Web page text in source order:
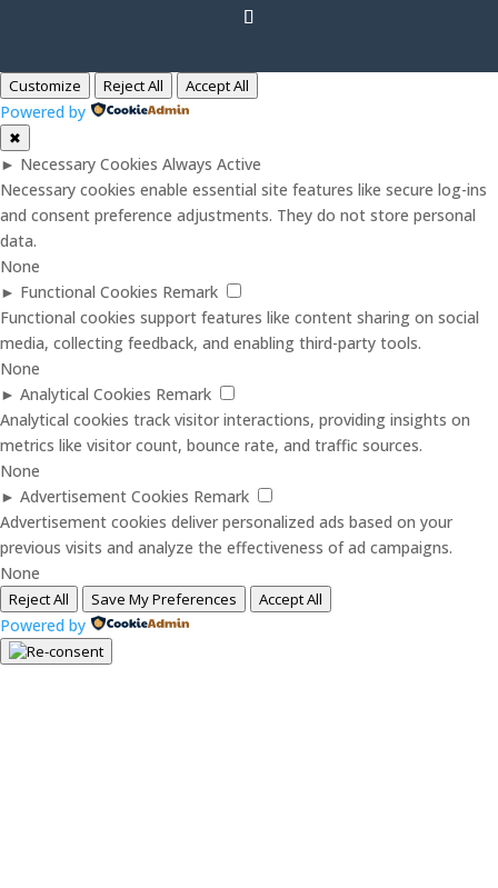
Customize Reject All Accept All
Powered by
✖
► Necessary Cookies Always Active
Necessary cookies enable essential site features like secure log-ins
and consent preference adjustments. They do not store personal
data.
None
► Functional Cookies Remark
Functional cookies support features like content sharing on social
media, collecting feedback, and enabling third-party tools.
None
► Analytical Cookies Remark
Analytical cookies track visitor interactions, providing insights on
metrics like visitor count, bounce rate, and traffic sources.
None
► Advertisement Cookies Remark
Advertisement cookies deliver personalized ads based on your
previous visits and analyze the effectiveness of ad campaigns.
None
Reject All Save My Preferences Accept All
Powered by